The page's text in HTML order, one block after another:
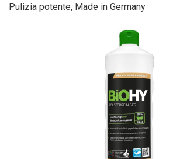
Pulizia potente, Made in Germany